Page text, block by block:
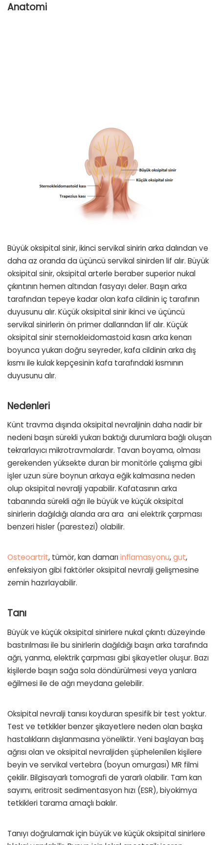
Anatomi
Büyük oksipital sinir, ikinci servikal sinirin arka dalından ve
daha az oranda da üçüncü servikal sinirden lif alır. Büyük
oksipital sinir, oksipital arterle beraber superior nukal
çıkıntının hemen altından fasyayı deler. Başın arka
tarafından tepeye kadar olan kafa cildinin iç tarafının
duyusunu alır. Küçük oksipital sinir ikinci ve üçüncü
servikal sinirlerin ön primer dallarından lif alır. Küçük
oksipital sinir sternokleidomastoid kasın arka kenarı
boyunca yukarı doğru seyreder, kafa cildinin arka dış
kısmı ile kulak kepçesinin kafa tarafındaki kısmının
duyusunu alır.
Nedenleri
Künt travma dışında oksipital nevraljinin daha nadir bir
nedeni başın sürekli yukarı baktığı durumlara bağlı oluşan
tekrarlayıcı mikrotravmalardır. Tavan boyama, olması
gerekenden yüksekte duran bir monitörle çalışma gibi
işler uzun süre boynun arkaya eğik kalmasına neden
olup oksipital nevralji yapabilir. Kafatasının arka
tabanında sürekli ağrı ile büyük ve küçük oksipital
sinirlerin dağıldığı alanda ara ara ani elektrik çarpması
benzeri hisler (parestezi) olabilir.
Osteoartrit, tümör, kan damarıinflamasyonu,gut,
enfeksiyon gibi faktörler oksipital nevralji gelişmesine
zemin hazırlayabilir.
Tanı
Büyük ve küçük oksipital sinirlere nukal çıkıntı düzeyinde
bastırılması ile bu sinirlerin dağıldığı başın arka tarafında
ağrı, yanma, elektrik çarpması gibi şikayetler oluşur. Bazı
kişilerde başın sağa sola döndürülmesi veya yanlara
eğilmesi ile de ağrı meydana gelebilir.
Oksipital nevralji tanısı koyduran spesifik bir test yoktur.
Test ve tetkikler benzer şikayetlere neden olan başka
hastalıkların dışlanmasına yöneliktir. Yeni başlayan baş
ağrısı olan ve oksipital nevraljiden şüphelenilen kişilere
beyin ve servikal vertebra (boyun omurgası) MR filmi
çekilir. Bilgisayarlı tomografi de yararlı olabilir. Tam kan
sayımı, eritrosit sedimentasyon hızı (ESR), biyokimya
tetkikleri tarama amaçlı bakılır.
Tanıyı doğrulamak için büyük ve küçük oksipital sinirlere